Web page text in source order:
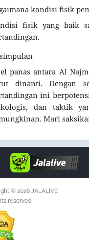
kondisi fisik
fisik yang baik
panas antara Al
dinanti. Dengan
ini
dan taktik
Mari
© 2026 JALALIVE
reserved.